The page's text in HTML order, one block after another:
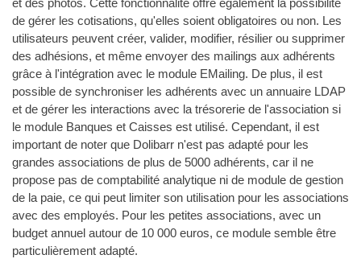
de gérer les cotisations, qu'elles soient obligatoires ou non. Les
utilisateurs peuvent créer, valider, modifier, résilier ou supprimer
des adhésions, et même envoyer des mailings aux adhérents
grâce à l'intégration avec le module EMailing. De plus, il est
possible de synchroniser les adhérents avec un annuaire LDAP
et de gérer les interactions avec la trésorerie de l'association si
le module Banques et Caisses est utilisé. Cependant, il est
important de noter que Dolibarr n'est pas adapté pour les
grandes associations de plus de 5000 adhérents, car il ne
propose pas de comptabilité analytique ni de module de gestion
de la paie, ce qui peut limiter son utilisation pour les associations
avec des employés. Pour les petites associations, avec un
budget annuel autour de 10 000 euros, ce module semble être
particulièrement adapté.